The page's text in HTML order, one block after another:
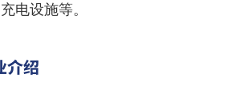
电设施等。
介绍